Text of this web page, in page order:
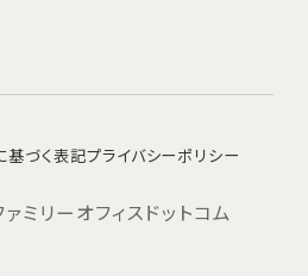
基づく表記プライバシーポリシー
リーオフィスドットコム